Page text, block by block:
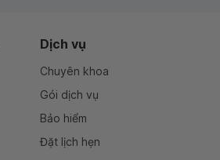
Dịch vụ
Chuyên khoa
Gói dịch vụ
Bảo hiểm
Đặt lịch hẹn